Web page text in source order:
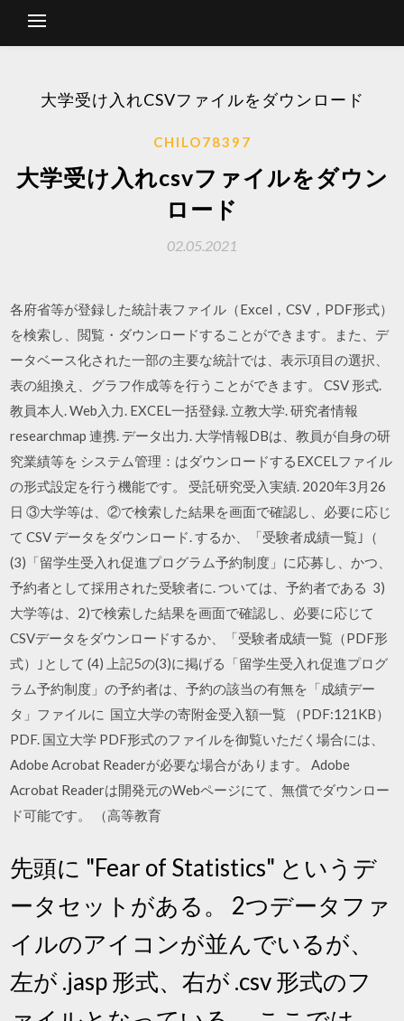
大学受け入れCSVファイルをダウンロード
CHILO78397
大学受け入れcsvファイルをダウン
ロード
02.05.2021
各府省等が登録した統計表ファイル（Excel，CSV，PDF形式）
を検索し、閲覧・ダウンロードすることができます。また、デ
ータベース化された一部の主要な統計では、表示項目の選択、
表の組換え、グラフ作成等を行うことができます。 CSV 形式.
教員本人. Web入力. EXCEL一括登録. 立教大学. 研究者情報
researchmap 連携. データ出力. 大学情報DBは、教員が自身の研
究業績等を システム管理：はダウンロードするEXCELファイル
の形式設定を行う機能です。 受託研究受入実績. 2020年3月26
日 ③大学等は、②で検索した結果を画面で確認し、必要に応じ
て CSV データをダウンロード. するか、「受験者成績一覧｣（
(3)「留学生受入れ促進プログラム予約制度」に応募し、かつ、
予約者として採用された受験者に. ついては、予約者である 3)
大学等は、2)で検索した結果を画面で確認し、必要に応じて
CSVデータをダウンロードするか、「受験者成績一覧（PDF形
式）｣として (4) 上記5の(3)に掲げる「留学生受入れ促進プログ
ラム予約制度」の予約者は、予約の該当の有無を「成績デー
タ」ファイルに 国立大学の寄附金受入額一覧 （PDF:121KB）
PDF. 国立大学 PDF形式のファイルを御覧いただく場合には、
Adobe Acrobat Readerが必要な場合があります。 Adobe
Acrobat Readerは開発元のWebページにて、無償でダウンロー
ド可能です。 （高等教育
先頭に "Fear of Statistics" というデ
ータセットがある。 2つデータファ
イルのアイコンが並んでいるが、
左が .jasp 形式、右が .csv 形式のフ